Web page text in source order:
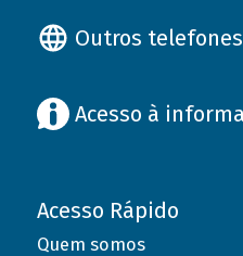
Outros
Acesso à
Acesso Rápido
Quem somos